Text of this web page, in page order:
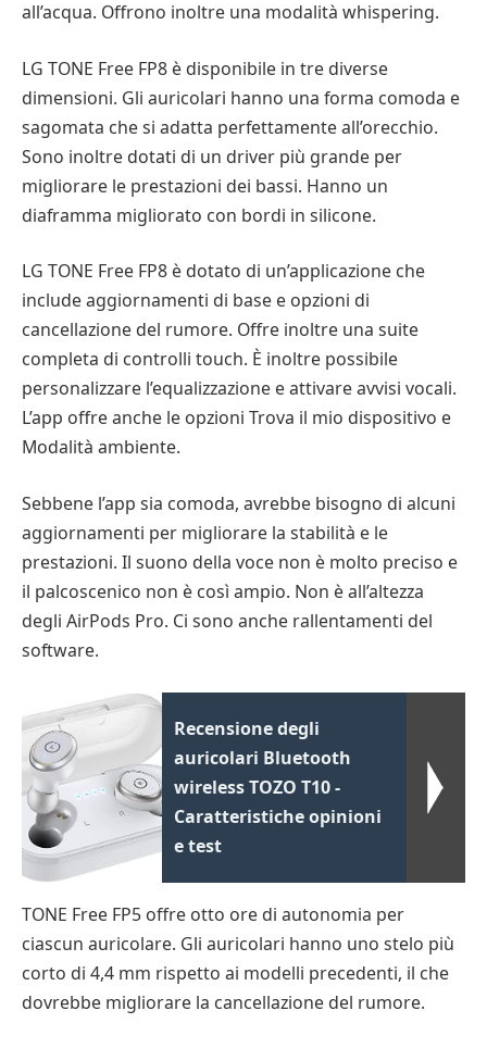
all’acqua. Offrono inoltre una modalità whispering.
LG TONE Free FP8 è disponibile in tre diverse
dimensioni. Gli auricolari hanno una forma comoda e
sagomata che si adatta perfettamente all’orecchio.
Sono inoltre dotati di un driver più grande per
migliorare le prestazioni dei bassi. Hanno un
diaframma migliorato con bordi in silicone.
LG TONE Free FP8 è dotato di un’applicazione che
include aggiornamenti di base e opzioni di
cancellazione del rumore. Offre inoltre una suite
completa di controlli touch. È inoltre possibile
personalizzare l’equalizzazione e attivare avvisi vocali.
L’app offre anche le opzioni Trova il mio dispositivo e
Modalità ambiente.
Sebbene l’app sia comoda, avrebbe bisogno di alcuni
aggiornamenti per migliorare la stabilità e le
prestazioni. Il suono della voce non è molto preciso e
il palcoscenico non è così ampio. Non è all’altezza
degli AirPods Pro. Ci sono anche rallentamenti del
software.
Recensione degli
auricolari Bluetooth
wireless TOZO T10 -
Caratteristiche opinioni
e test
TONE Free FP5 offre otto ore di autonomia per
ciascun auricolare. Gli auricolari hanno uno stelo più
corto di 4,4 mm rispetto ai modelli precedenti, il che
dovrebbe migliorare la cancellazione del rumore.